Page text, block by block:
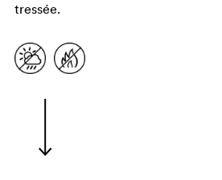
tressée.